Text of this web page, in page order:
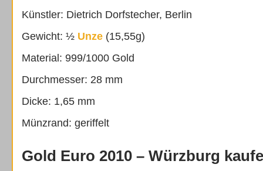
Künstler: Dietrich Dorfstecher, Berlin
Gewicht: ½ Unze (15,55g)
Material: 999/1000 Gold
Durchmesser: 28 mm
Dicke: 1,65 mm
Münzrand: geriffelt
Gold Euro 2010 – Würzburg